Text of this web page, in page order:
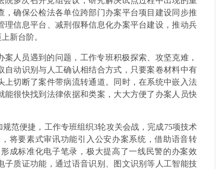
确保公检法各单位跨部门办案平台项目建设同步推
信息平台、减刑假释信息化办案平台建设，推动兵
新台阶。
人员遇到的问题，工作专班积极探索、攻坚克难，
动识别与人工确认相结合方式，只要案卷材料中有
切断了案件带病流转通道。同时，在系统中嵌入法
很快找到法律依据和类案，大大方便了办案人员快
范便捷，工作专班组织3轮攻关会战，完成75项技术
将要素式审讯功能引入公安办案系统，借助语音转
成标准化电子笔录，极大提高了一线民警的办案效
质证功能，通过语音识别、图文识别等人工智能技